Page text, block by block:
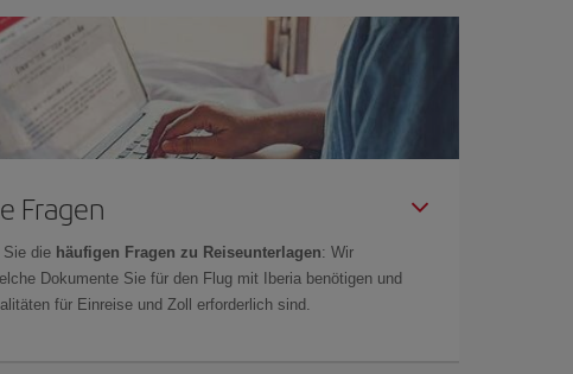
Fragen
Sie die häufigen Fragen zu Reiseunterlagen: Wir
Dokumente Sie für den Flug mit Iberia benötigen und
für Einreise und Zoll erforderlich sind.